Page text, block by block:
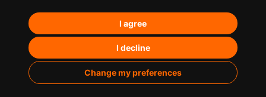
I agree
I decline
Change my preferences
Posicionamiento en IA’s
Paid Media
Marketing de contenidos
Analítica